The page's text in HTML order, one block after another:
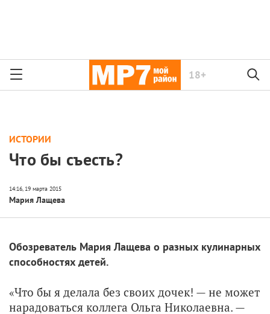
18+
ИСТОРИИ
Что бы съесть?
Мария Лащева
Обозреватель Мария Лащева о разных кулинарных
способностях детей.
«Что бы я делала без своих дочек! — не может
нарадоваться коллега Ольга Николаевна. —